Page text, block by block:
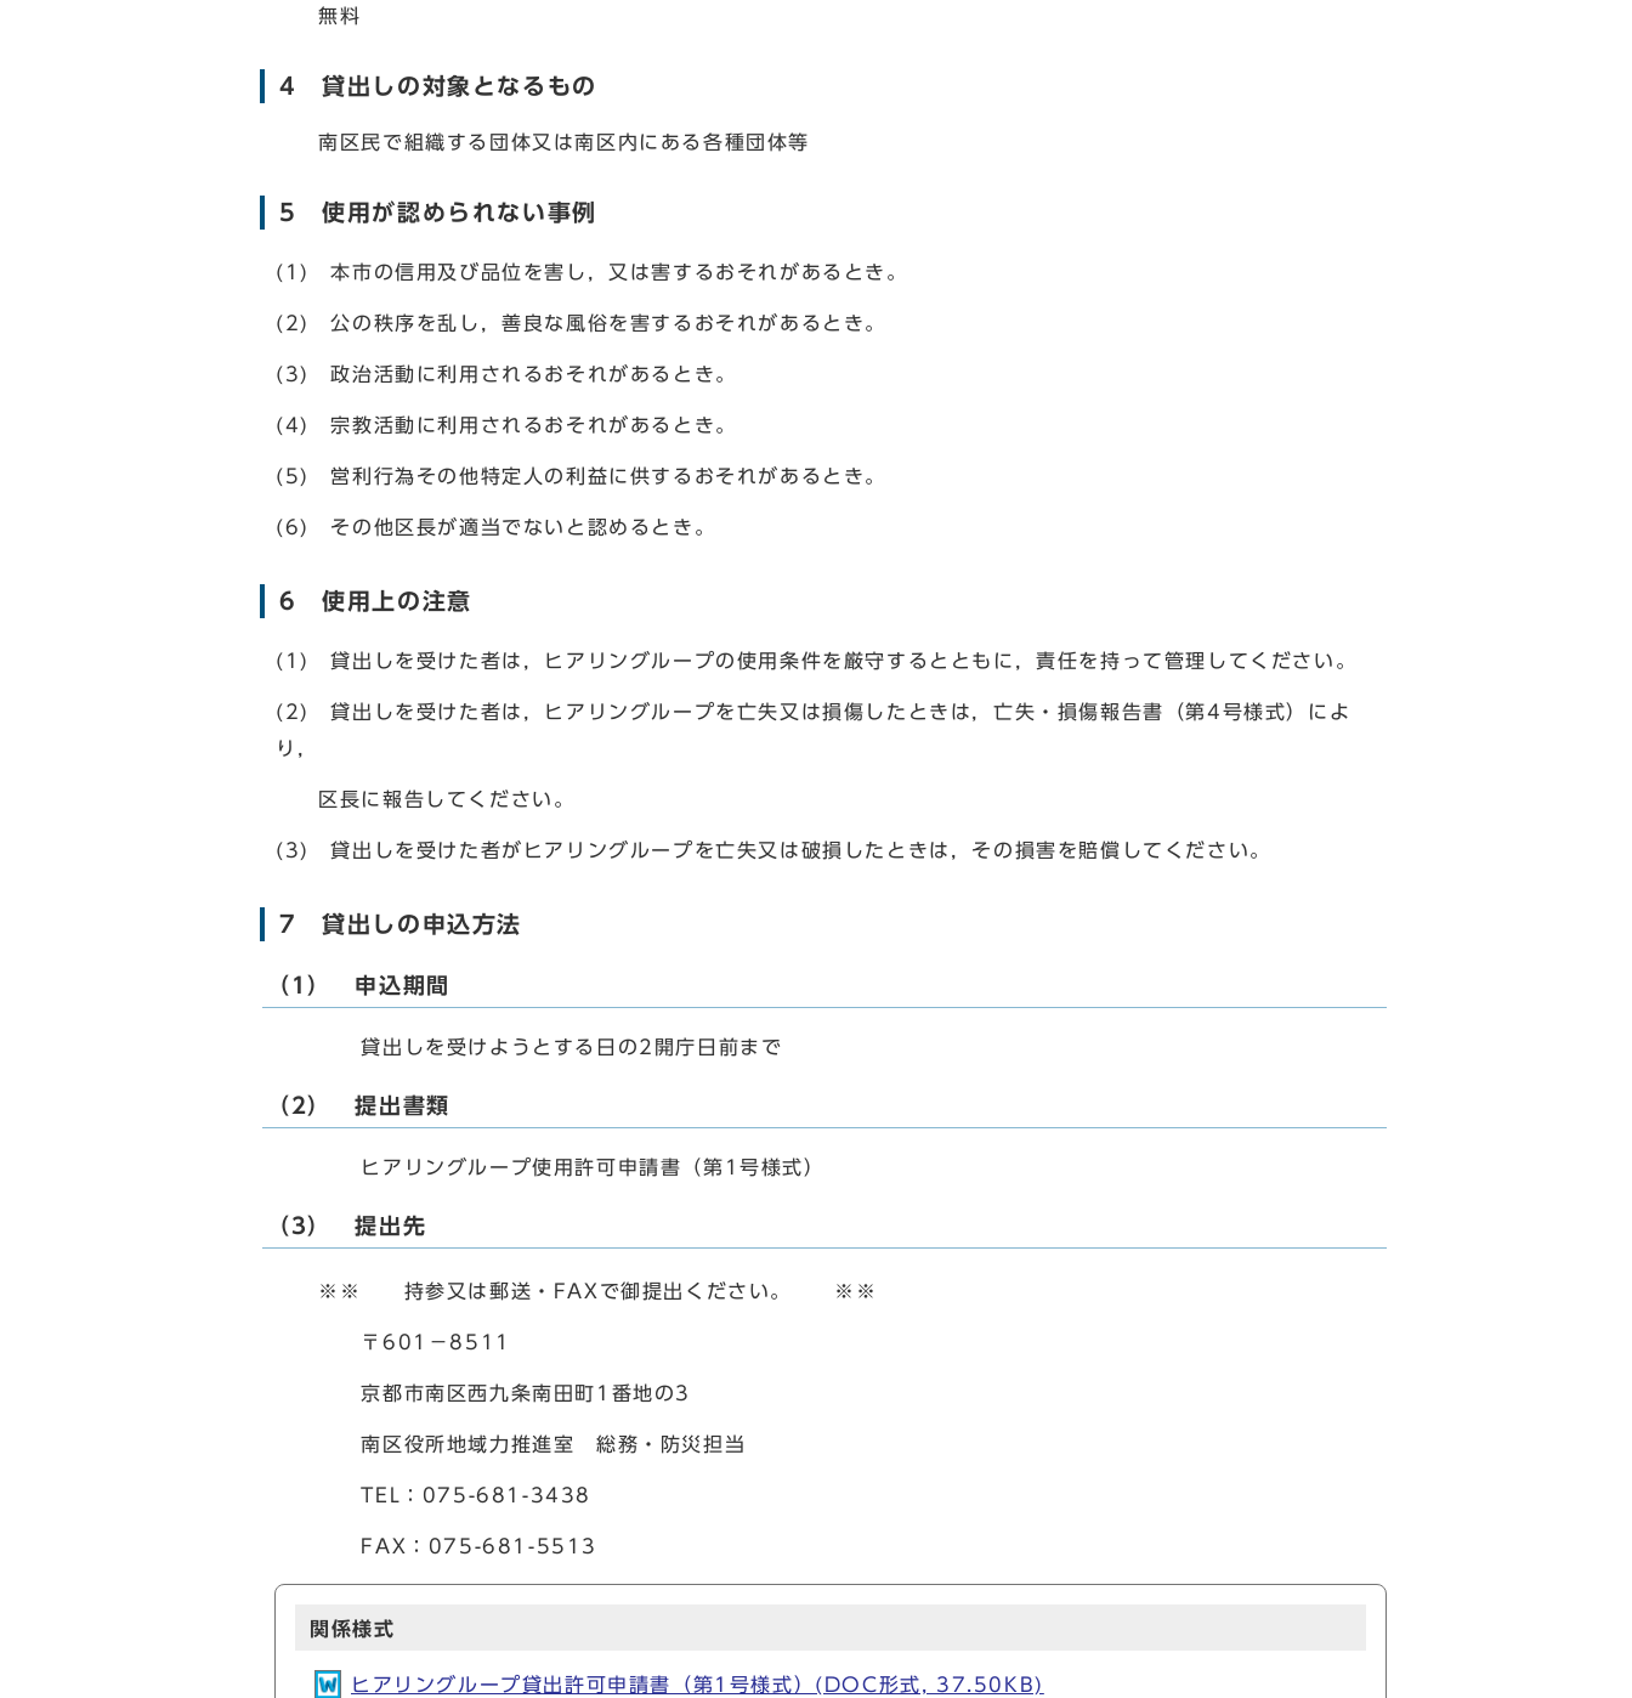
無料
4 貸出しの対象となるもの
南区民で組織する団体又は南区内にある各種団体等
5 使用が認められない事例
(1) 本市の信用及び品位を害し，又は害するおそれがあるとき。
(2) 公の秩序を乱し，善良な風俗を害するおそれがあるとき。
(3) 政治活動に利用されるおそれがあるとき。
(4) 宗教活動に利用されるおそれがあるとき。
(5) 営利行為その他特定人の利益に供するおそれがあるとき。
(6) その他区長が適当でないと認めるとき。
6 使用上の注意
(1) 貸出しを受けた者は，ヒアリングループの使用条件を厳守するとともに，責任を持って管理してください。
(2) 貸出しを受けた者は，ヒアリングループを亡失又は損傷したときは，亡失・損傷報告書（第4号様式）によ
り，
区長に報告してください。
(3) 貸出しを受けた者がヒアリングループを亡失又は破損したときは，その損害を賠償してください。
7 貸出しの申込方法
（1） 申込期間
貸出しを受けようとする日の2開庁日前まで
（2） 提出書類
ヒアリングループ使用許可申請書（第1号様式）
（3） 提出先
※※ 持参又は郵送・FAXで御提出ください。 ※※
〒601－8511
京都市南区西九条南田町1番地の3
南区役所地域力推進室 総務・防災担当
TEL：075-681-3438
FAX：075-681-5513
関係様式
ヒアリングループ貸出許可申請書（第1号様式）(DOC形式, 37.50KB)